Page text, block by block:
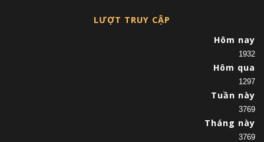
LƯỢT TRUY CẬP
Hôm nay
1932
Hôm qua
1297
Tuần này
3769
Tháng này
3769